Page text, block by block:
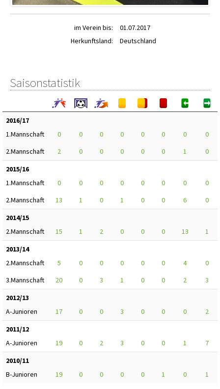
im Verein bis:
01.07.2017
Herkunftsland:
Deutschland
Saisonstatistik
2016/17
1.Mannschaft
0 0 0 0 0 0 0
0
2.Mannschaft
2 0 0 0 0 0 1
0
2015/16
1.Mannschaft
0 0 0 0 0 0 0
0
2.Mannschaft
13 1 0 1 0 0 6
0
2014/15
2.Mannschaft
15 1 2 0 0 0 13
1
2013/14
2.Mannschaft
5 0 0 0 0 0 4
0
3.Mannschaft
20 0 3 1 0 0 2
3
2012/13
A-Junioren
17 0 0 3 0 0 0
2
2011/12
A-Junioren
19 0 2 3 0 0 1
7
2010/11
B-Junioren
19 0 0 0 0 1 0 1